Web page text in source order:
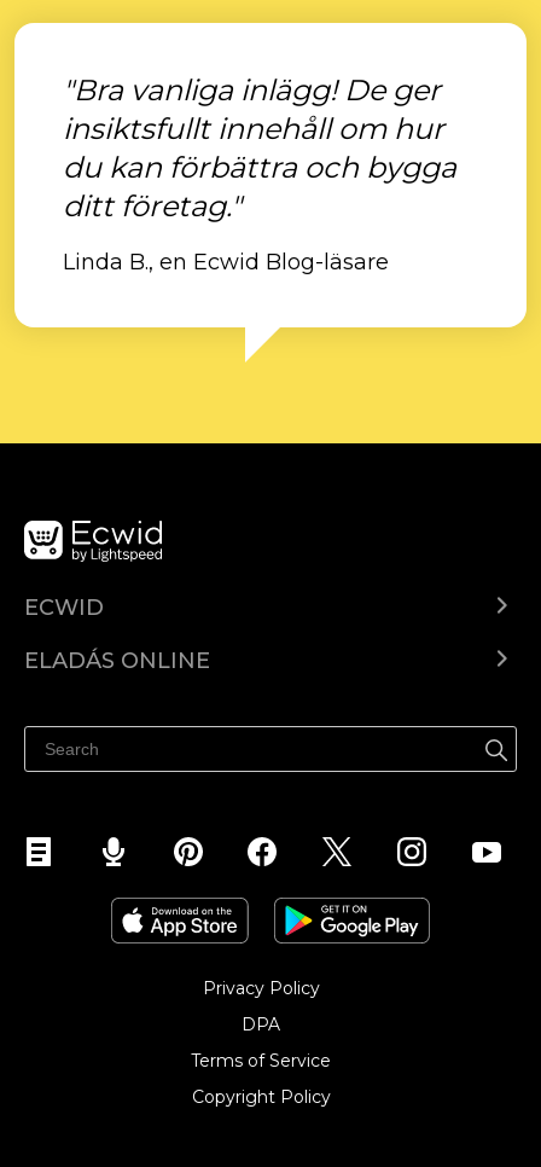
"Bra vanliga inlägg! De ger
insiktsfullt innehåll om hur
du kan förbättra och bygga
ditt företag."
Linda B., en Ecwid Blog-läsare
ECWID
Árkalkuláció
ELADÁS ONLINE
Eladás a Facebookon
Eladás Instagramon
Privacy Policy
DPA
Terms of Service
Copyright Policy‎